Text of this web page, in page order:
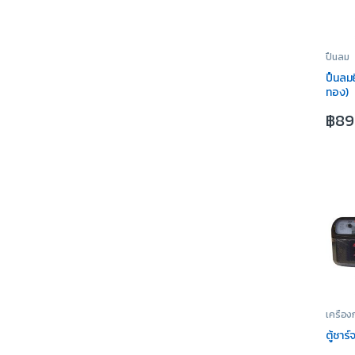
ปืนลม
ปืนลม
ทอง)
฿
เครื่อง
ตู้ชาร์